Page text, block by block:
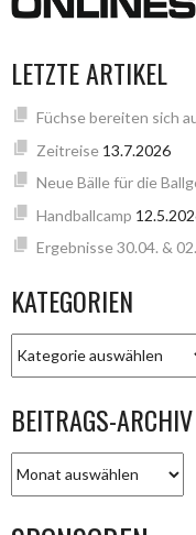
LETZTE ARTIKEL
Füchse bereiten sich
Zeitreise 13.7.2026
Neue Bälle für die
Handballcamp
Ergebnisse 30.04. &
KATEGORIEN
BEITRAGS-ARCHIV
ARCHIV